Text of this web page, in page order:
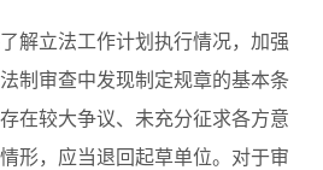
立法工作计划执行情况，加强
制审查中发现制定规章的基本条
在较大争议、未充分征求各方意
形，应当退回起草单位。对于审